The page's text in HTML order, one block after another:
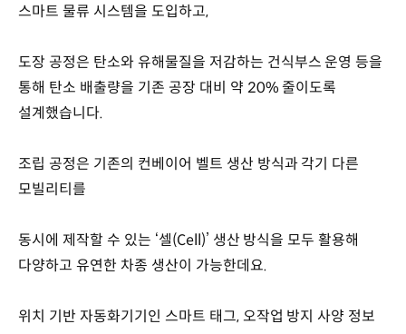
스마트 물류 시스템을 도입하고,
도장 공정은 탄소와 유해물질을 저감하는 건식부스 운영 등을
통해 탄소 배출량을 기존 공장 대비 약 20% 줄이도록
설계했습니다.
조립 공정은 기존의 컨베이어 벨트 생산 방식과 각기 다른
모빌리티를
동시에 제작할 수 있는 ‘셀(Cell)’ 생산 방식을 모두 활용해
다양하고 유연한 차종 생산이 가능한데요.
위치 기반 자동화기기인 스마트 태그, 오작업 방지 사양 정보